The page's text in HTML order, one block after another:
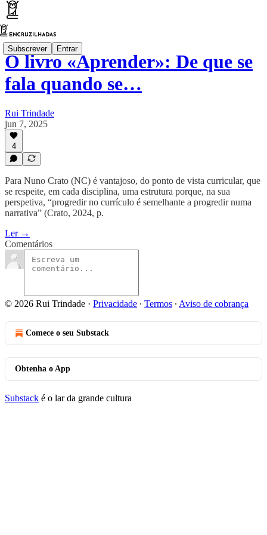
Subscrever Entrar
O livro «Aprender»: De que se
fala quando se…
Rui Trindade
jun 7, 2025
4
Para Nuno Crato (NC) é vantajoso, do ponto de vista curricular, que
se respeite, em cada disciplina, uma estrutura porque, na sua
perspetiva, “progredir no currículo é semelhante a progredir numa
narrativa” (Crato, 2024, p.
Ler →
Comentários
© 2026 Rui Trindade · Privacidade ∙ Termos ∙ Aviso de cobrança
Comece o seu Substack
Obtenha o App
Substack é o lar da grande cultura